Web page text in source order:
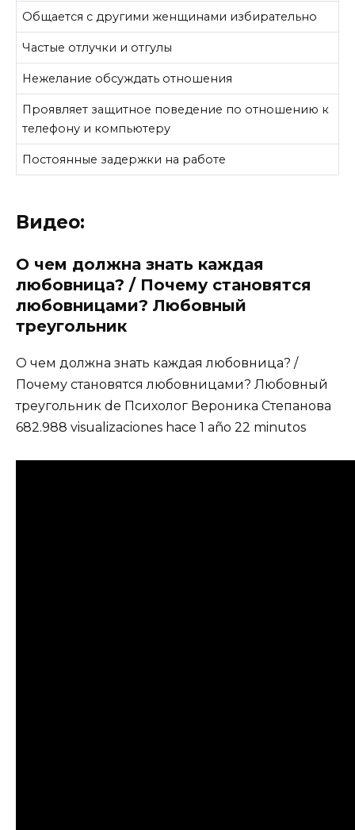
Общается с другими женщинами избирательно
Частые отлучки и отгулы
Нежелание обсуждать отношения
Проявляет защитное поведение по отношению к
телефону и компьютеру
Постоянные задержки на работе
Видео:
О чем должна знать каждая
любовница? / Почему становятся
любовницами? Любовный
треугольник
О чем должна знать каждая любовница? /
Почему становятся любовницами? Любовный
треугольник de Психолог Вероника Степанова
682.988 visualizaciones hace 1 año 22 minutos